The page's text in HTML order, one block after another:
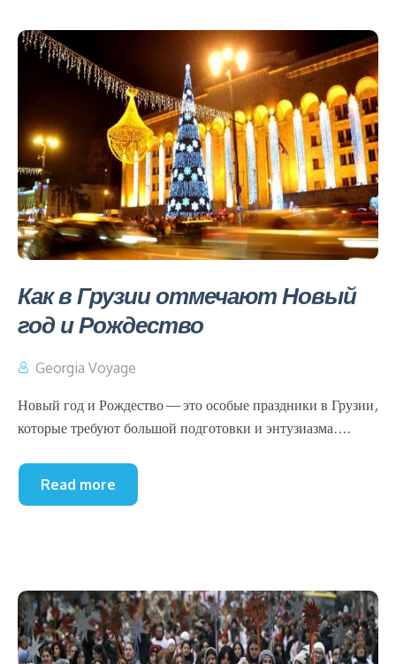
Как в Грузии отмечают Новый
год и Рождество
Georgia Voyage
Новый год и Рождество — это особые праздники в Грузии,
которые требуют большой подготовки и энтузиазма....
Read more